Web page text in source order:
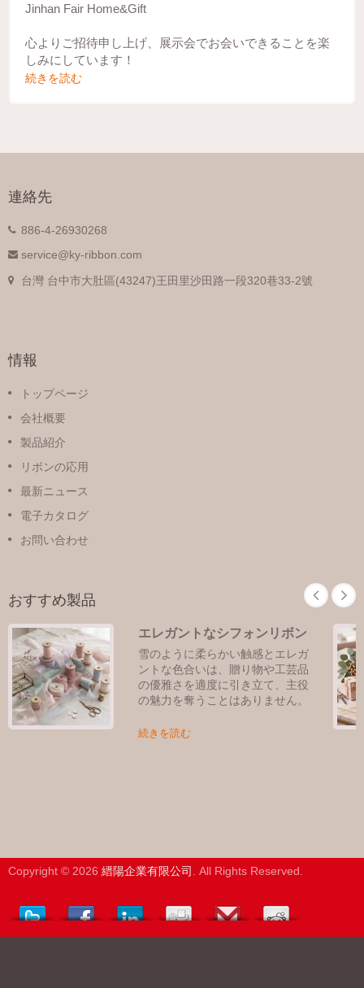
Jinhan Fair Home&Gift
心よりご招待申し上げ、展示会でお会いできることを楽
しみにしています！
続きを読む
連絡先
886-4-26930268
service@ky-ribbon.com
台灣 台中市大肚區(43247)王田里沙田路一段320巷33-2號
情報
トップページ
会社概要
製品紹介
リボンの応用
最新ニュース
電子カタログ
お問い合わせ
おすすめ製品
エレガントなシフォンリボン
雪のように柔らかい触感とエレガ
ントな色合いは、贈り物や工芸品
の優雅さを適度に引き立て、主役
の魅力を奪うことはありません。
続きを読む
Copyright © 2026 縉陽企業有限公司 . All Rights Reserved.